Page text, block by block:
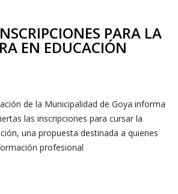
PARA LA
EN EDUCACIÓN
de la Municipalidad de Goya informa
las inscripciones para cursar la
una propuesta destinada a quienes
profesional